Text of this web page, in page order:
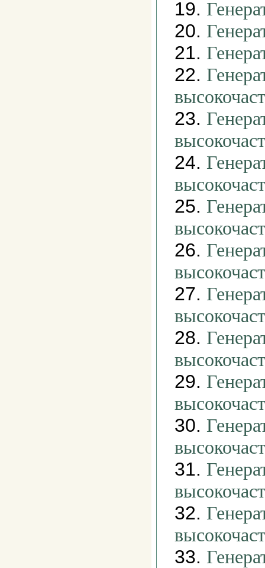
19.
20.
21.
22.
23.
24.
25.
26.
27.
28.
29.
30.
31.
32.
33.